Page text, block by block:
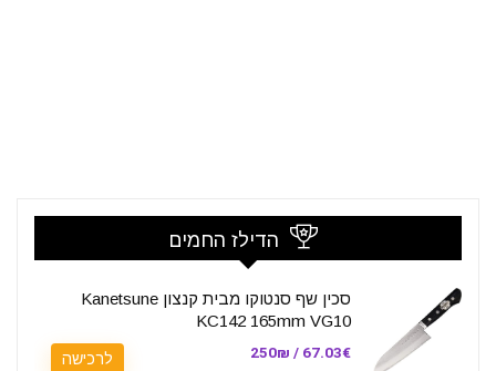
הדילז החמים
סכין שף סנטוקו מבית קנצון Kanetsune
KC142 165mm VG10
67.03€ / 250₪ לרכישה